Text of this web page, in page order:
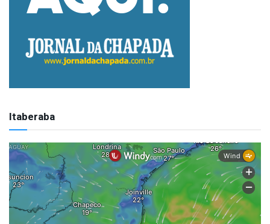
Itaberaba